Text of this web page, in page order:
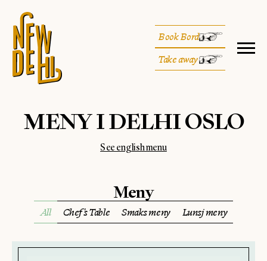
Book Bord
Take away
MENY I DELHI OSLO
See english menu
Meny
All Chef's Table Smaks meny Lunsj meny